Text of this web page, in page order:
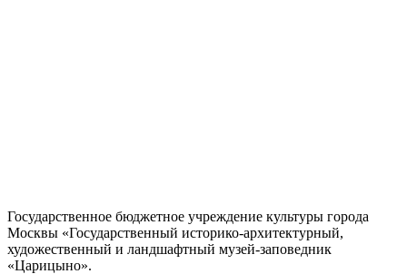
Государственное бюджетное учреждение культуры города
Москвы «Государственный историко-архитектурный,
художественный и ландшафтный музей-заповедник
«Царицыно».